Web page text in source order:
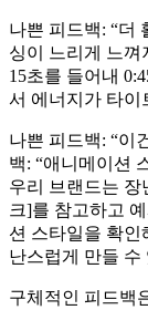
나쁜 피드백: “더
싱이 느리게 느껴
15초를 들어내
서 에너지가 타이
나쁜 피드백: “이
백: “애니메이션
우리 브랜드는 장
크]를 참고하고
션 스타일을 확인
난스럽게 만들 수
구체적인 피드백